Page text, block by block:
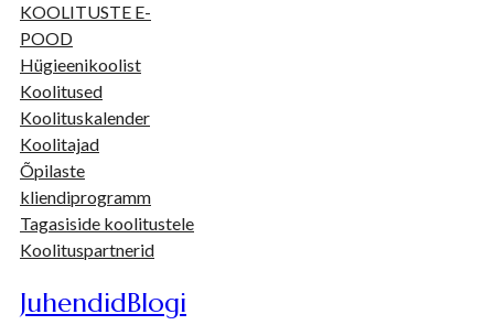
KOOLITUSTE E-
POOD
Hügieenikoolist
Koolitused
Koolituskalender
Koolitajad
Õpilaste
kliendiprogramm
Tagasiside koolitustele
Koolituspartnerid
JuhendidBlogi